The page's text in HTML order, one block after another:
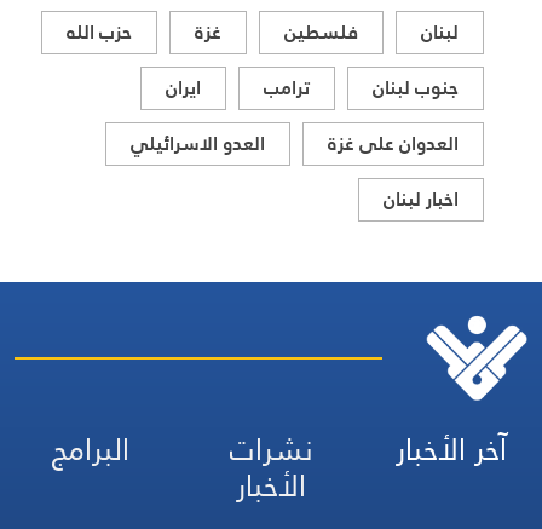
لبنان فلسطين غزة
حزب الله
جنوب لبنان
ترامب
ايران
العدوان على غزة
العدو الاسرائيلي
اخبار لبنان
آخر الأخبار نشرات
الأخبار
البرامج